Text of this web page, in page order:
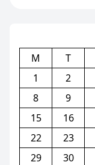
M
T
1
2
8
9
15
16
22
23
29
30